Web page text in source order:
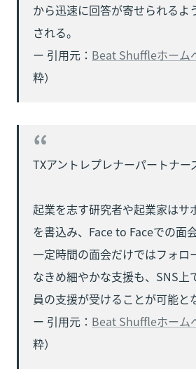
から迅速に回答が寄せられるよ
される。
ー 引用元： Beat Shuffleホーム
粋）
TXアントレプレナーパートナー
起業を志す研究者や起業家はサ
を書込み、Face to Faceでの面
一定時間の面会だけではフォロ
なきめ細やかな支援も、SNS上
員の支援が受けることが可能と
ー 引用元： Beat Shuffleホーム
粋）